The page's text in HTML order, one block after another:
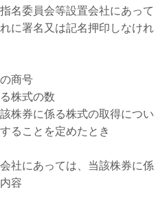
名委員会等設置会社にあって
に署名又は記名押印しなけれ
商号
株式の数
券に係る株式の取得につい
ることを定めたとき
にあっては、当該株券に係
容